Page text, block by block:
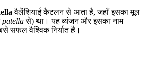
वैलेंशियाई कैटलन से आता है, जहाँ इसका मूल
patellaसे) था। यह व्यंजन और इसका नाम
सफल वैश्विक निर्यात है।